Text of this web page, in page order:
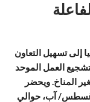
إلى تسهيل التعاون
العمل الموحد
المناخ. ويحضر
المنعقدة في مدينة كيغالي يومي 5و6 أغسطس/ آب، حوالي